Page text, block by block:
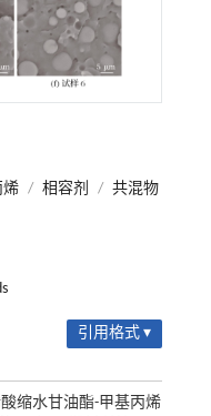
烯 / 相容剂 / 共混物
引用格式 ▾
缩水甘油酯-甲基丙烯